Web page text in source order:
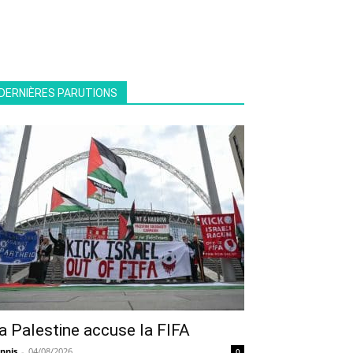
PARUTIONS
Palestine accuse la FIFA